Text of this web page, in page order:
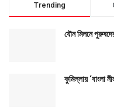
Trending
যৌন মিলনে
কুমিল্লায় ‘বাংলা